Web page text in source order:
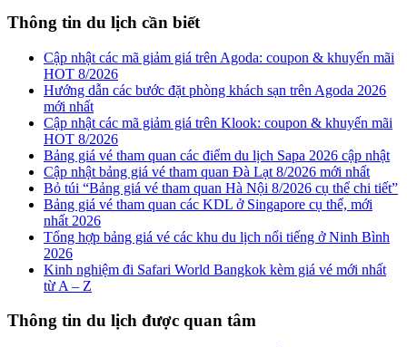
Thông tin du lịch cần biết
Cập nhật các mã giảm giá trên Agoda: coupon & khuyến mãi
HOT 8/2026
Hướng dẫn các bước đặt phòng khách sạn trên Agoda 2026
mới nhất
Cập nhật các mã giảm giá trên Klook: coupon & khuyến mãi
HOT 8/2026
Bảng giá vé tham quan các điểm du lịch Sapa 2026 cập nhật
Cập nhật bảng giá vé tham quan Đà Lạt 8/2026 mới nhất
Bỏ túi “Bảng giá vé tham quan Hà Nội 8/2026 cụ thể chi tiết”
Bảng giá vé tham quan các KDL ở Singapore cụ thể, mới
nhất 2026
Tổng hợp bảng giá vé các khu du lịch nổi tiếng ở Ninh Bình
2026
Kinh nghiệm đi Safari World Bangkok kèm giá vé mới nhất
từ A – Z
Thông tin du lịch được quan tâm